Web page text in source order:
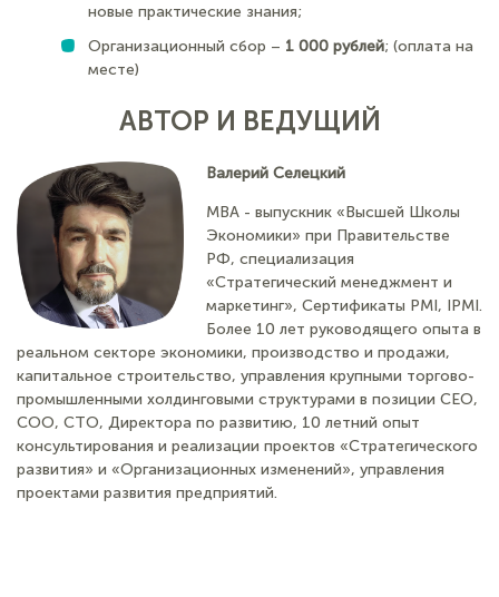
новые практические знания;
Организационный сбор – 1 000 рублей; (оплата на
месте)
АВТОР И ВЕДУЩИЙ
Валерий Селецкий
МВА - выпускник «Высшей Школы
Экономики» при Правительстве
РФ, специализация
«Стратегический менеджмент и
маркетинг», Сертификаты PMI, IPMI.
Более 10 лет руководящего опыта в
реальном секторе экономики, производство и продажи,
капитальное строительство, управления крупными торгово-
промышленными холдинговыми структурами в позиции CEO,
COO, CTO, Директора по развитию, 10 летний опыт
консультирования и реализации проектов «Стратегического
развития» и «Организационных изменений», управления
проектами развития предприятий.